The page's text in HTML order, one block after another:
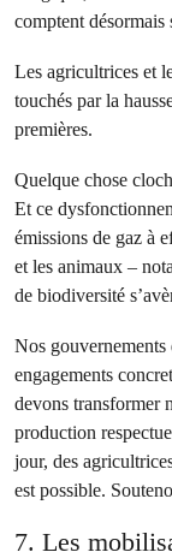
comptent
Les agricultrices et
touchés par la
premières.
Quelque chose
Et ce
émissions de gaz à
et les animaux –
de biodiversité
Nos
engagements
devons transformer
production
jour, des
est possible.
7. Les